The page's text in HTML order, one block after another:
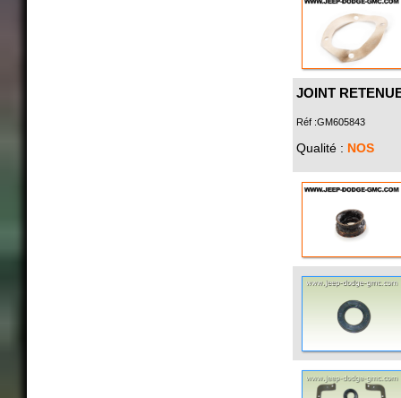
JOINT
Réf :GM605843
Qualité : NOS